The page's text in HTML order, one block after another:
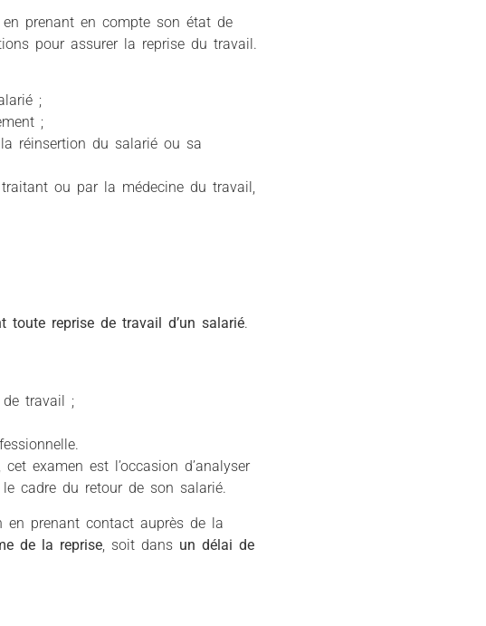
prenant en compte son état de
pour assurer la reprise du travail.
;
;
réinsertion du salarié ou sa
ou par la médecine du travail,
toute reprise de travail d’un salarié.
travail ;
examen est l’occasion d’analyser
cadre du retour de son salarié.
en prenant contact auprès de la
de la reprise, soit dansun délai de